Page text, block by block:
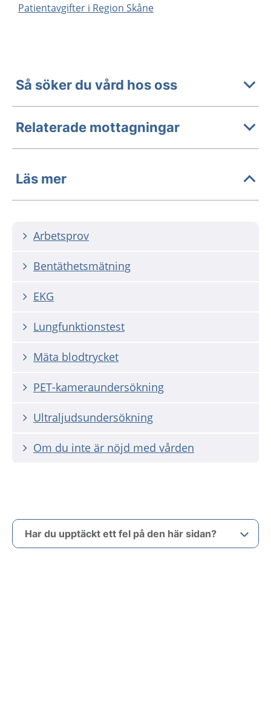
Patientavgifter i Region Skåne
Så söker du vård hos oss
Relaterade mottagningar
Läs mer
Arbetsprov
Bentäthetsmätning
EKG
Lungfunktionstest
Mäta blodtrycket
PET-kameraundersökning
Ultraljudsundersökning
Om du inte är nöjd med vården
Har du upptäckt ett fel på den här sidan?